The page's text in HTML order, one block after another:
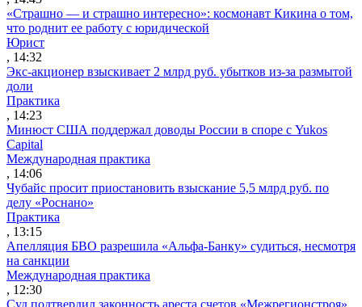
«Страшно — и страшно интересно»: космонавт Кикина о том,
что роднит ее работу с юридической
Юрист
, 14:32
Экс-акционер взыскивает 2 млрд руб. убытков из-за размытой
доли
Практика
, 14:23
Минюст США поддержал доводы России в споре с Yukos
Capital
Международная практика
, 14:06
Чубайс просит приостановить взыскание 5,5 млрд руб. по
делу «Роснано»
Практика
, 13:15
Апелляция БВО разрешила «Альфа-Банку» судиться, несмотря
на санкции
Международная практика
, 12:30
Суд подтвердил законность ареста счетов «Межрегионстроя»